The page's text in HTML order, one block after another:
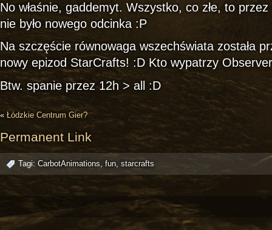
No właśnie, gaddemyt. Wszystko, co złe, to
nie było nowego odcinka :P
Na szczęście równowaga wszechświata została
nowy epizod StarCrafts! :D Kto wypatrzy
Btw. spanie przez 12h > all :D
« Łódzkie Centrum Gier?
Permanent Link
Tagi: CarbotAnimations, fun, starcrafts